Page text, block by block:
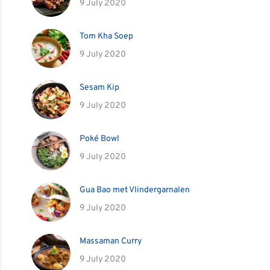
9 July 2020
Tom Kha Soep
9 July 2020
Sesam Kip
9 July 2020
Poké Bowl
9 July 2020
Gua Bao met Vlindergarnalen
9 July 2020
Massaman Curry
9 July 2020